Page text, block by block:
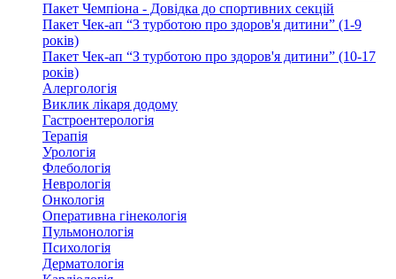
Пакет Чемпіона - Довідка до спортивних секцій
Пакет Чек-ап “З турботою про здоров'я дитини” (1-9
років)
Пакет Чек-ап “З турботою про здоров'я дитини” (10-17
років)
Алергологія
Виклик лікаря додому
Гастроентерологія
Терапія
Урологія
Флебологія
Неврологія
Онкологія
Оперативна гінекологія
Пульмонологія
Психологія
Дерматологія